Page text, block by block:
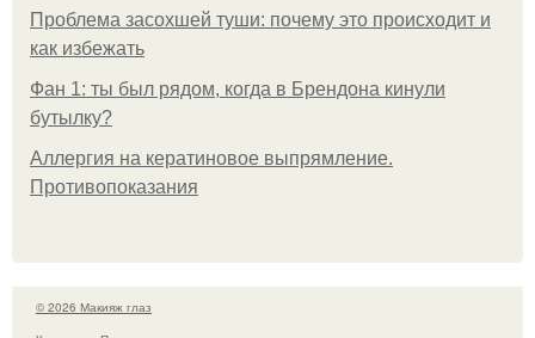
Проблема засохшей туши: почему это происходит и
как избежать
Фан 1: ты был рядом, когда в Брендона кинули
бутылку?
Аллергия на кератиновое выпрямление.
Противопоказания
© 2026 Макияж глаз